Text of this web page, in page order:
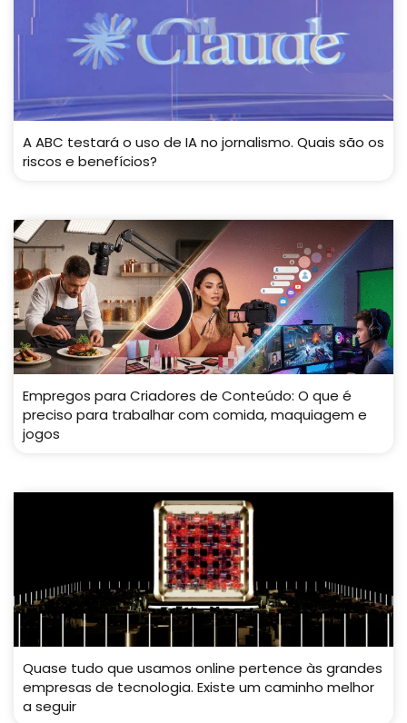
A ABC testará o uso de IA no jornalismo. Quais são os
riscos e benefícios?
Empregos para Criadores de Conteúdo: O que é
preciso para trabalhar com comida, maquiagem e
jogos
Quase tudo que usamos online pertence às grandes
empresas de tecnologia. Existe um caminho melhor
a seguir